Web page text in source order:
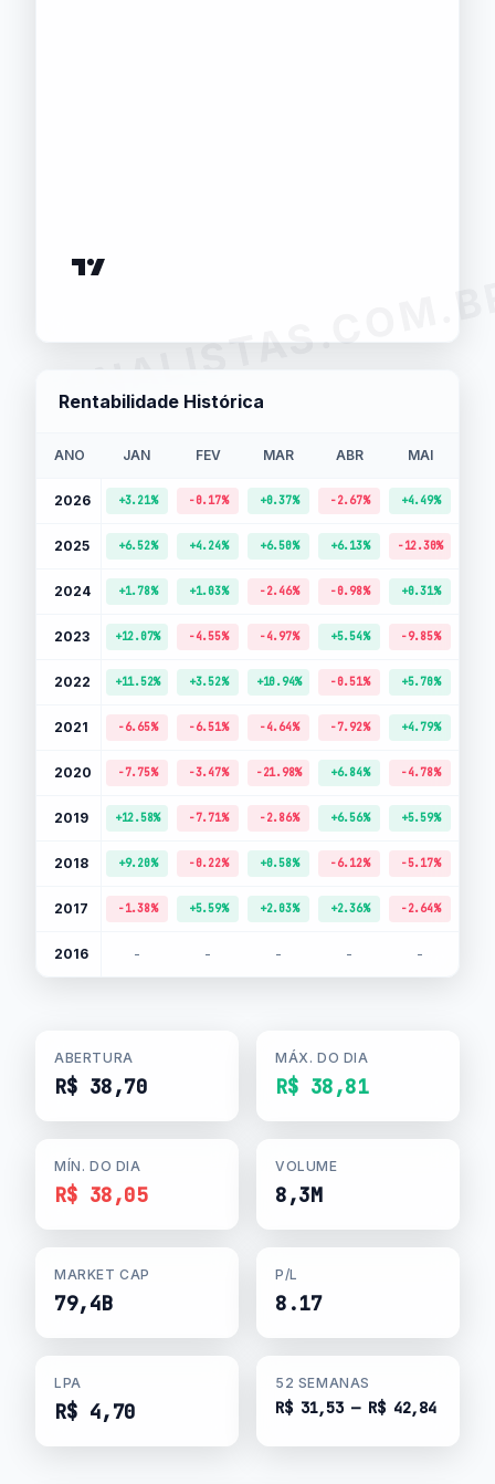
Rentabilidade Histórica
ANO JAN FEV MAR ABR MAI
2026 +3.21% -0.17% +0.37% -2.67% +4.49%
2025 +6.52% +4.24% +6.50% +6.13% -12.30%
2024 +1.78% +1.03% -2.46% -0.98% +0.31%
2023 +12.07% -4.55% -4.97% +5.54% -9.85%
2022 +11.52% +3.52% +10.94% -0.51% +5.70%
2021 -6.65% -6.51% -4.64% -7.92% +4.79%
2020 -7.75% -3.47% -21.98% +6.84% -4.78%
2019 +12.58% -7.71% -2.86% +6.56% +5.59%
2018 +9.20% -0.22% +0.58% -6.12% -5.17%
2017 -1.38% +5.59% +2.03% +2.36% -2.64%
2016 - - - - -
ABERTURA
R$ 38,70
MÁX. DO DIA
R$ 38,81
MÍN. DO DIA
R$ 38,05
VOLUME
8,3M
MARKET CAP
79,4B
P/L
8.17
LPA
R$ 4,70
52 SEMANAS
R$ 31,53 — R$ 42,84